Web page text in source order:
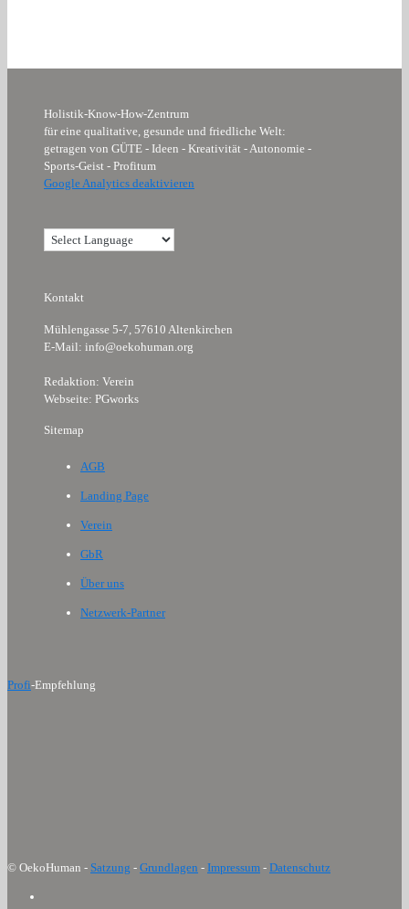
Holistik-Know-How-Zentrum
für eine qualitative, gesunde und friedliche Welt:
getragen von GÜTE - Ideen - Kreativität - Autonomie -
Sports-Geist - Profitum
Google Analytics deaktivieren
Kontakt
Mühlengasse 5-7, 57610 Altenkirchen
E-Mail: info@oekohuman.org
Redaktion: Verein
Webseite: PGworks
Sitemap
AGB
Landing Page
Verein
GbR
Über uns
Netzwerk-Partner
Profi-Empfehlung
© OekoHuman - Satzung - Grundlagen - Impressum - Datenschutz